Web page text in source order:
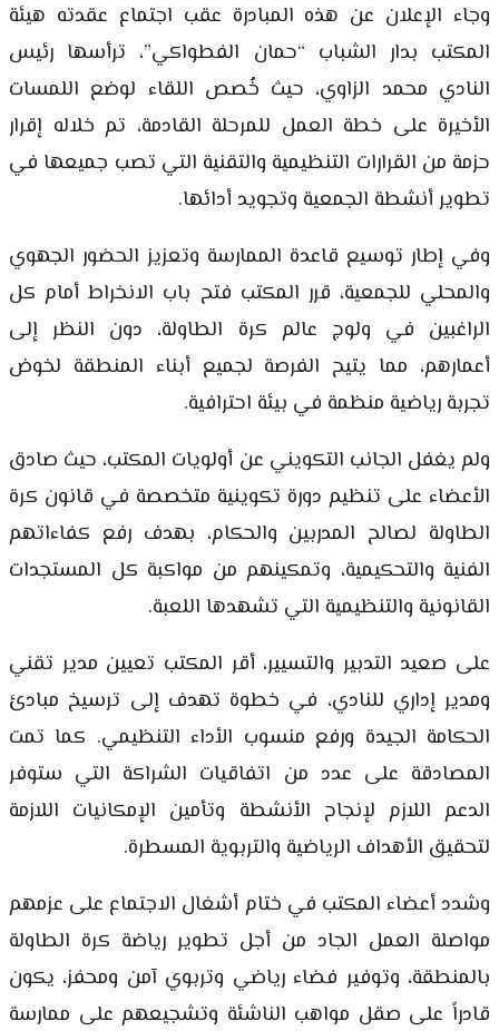
وجاء الإعلان عن هذه المبادرة عقب اجتماع عقدته هيئة
المكتب بدار الشباب “حمان الفطواكي”، ترأسها رئيس
النادي محمد الزاوي، حيث خُصص اللقاء لوضع اللمسات
الأخيرة على خطة العمل للمرحلة القادمة، تم خلاله إقرار
حزمة من القرارات التنظيمية والتقنية التي تصب جميعها في
تطوير أنشطة الجمعية وتجويد أدائها.
وفي إطار توسيع قاعدة الممارسة وتعزيز الحضور الجهوي
والمحلي للجمعية، قرر المكتب فتح باب الانخراط أمام كل
الراغبين في ولوج عالم كرة الطاولة، دون النظر إلى
أعمارهم، مما يتيح الفرصة لجميع أبناء المنطقة لخوض
تجربة رياضية منظمة في بيئة احترافية.
ولم يغفل الجانب التكويني عن أولويات المكتب، حيث صادق
الأعضاء على تنظيم دورة تكوينية متخصصة في قانون كرة
الطاولة لصالح المدربين والحكام، بهدف رفع كفاءاتهم
الفنية والتحكيمية، وتمكينهم من مواكبة كل المستجدات
القانونية والتنظيمية التي تشهدها اللعبة.
على صعيد التدبير والتسيير، أقر المكتب تعيين مدير تقني
ومدير إداري للنادي، في خطوة تهدف إلى ترسيخ مبادئ
الحكامة الجيدة ورفع منسوب الأداء التنظيمي. كما تمت
المصادقة على عدد من اتفاقيات الشراكة التي ستوفر
الدعم اللازم لإنجاح الأنشطة وتأمين الإمكانيات اللازمة
لتحقيق الأهداف الرياضية والتربوية المسطرة.
وشدد أعضاء المكتب في ختام أشغال الاجتماع على عزمهم
مواصلة العمل الجاد من أجل تطوير رياضة كرة الطاولة
بالمنطقة، وتوفير فضاء رياضي وتربوي آمن ومحفز، يكون
قادراً على صقل مواهب الناشئة وتشجيعهم على ممارسة